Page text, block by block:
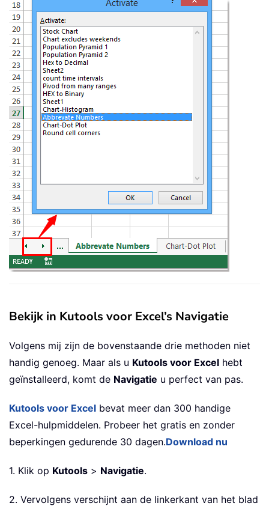
Bekijk in Kutools voor Excel’s Navigatie
Volgens mij zijn de bovenstaande drie methoden niet
handig genoeg. Maar als u Kutools voor Excel hebt
geïnstalleerd, komt de Navigatie u perfect van pas.
Kutools voor Excel bevat meer dan 300 handige
Excel-hulpmiddelen. Probeer het gratis en zonder
beperkingen gedurende 30 dagen.Download nu
1. Klik op Kutools > Navigatie.
2. Vervolgens verschijnt aan de linkerkant van het blad